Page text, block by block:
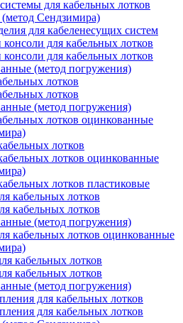
для кабельных лотков
Сендзимира)
для кабеленесущих систем
для кабельных лотков
для кабельных лотков
(метод погружения)
лотков
лотков
(метод погружения)
лотков оцинкованные
лотков
лотков оцинкованные
лотков пластиковые
кабельных лотков
кабельных лотков
(метод погружения)
кабельных лотков оцинкованные
кабельных лотков
кабельных лотков
(метод погружения)
для кабельных лотков
для кабельных лотков